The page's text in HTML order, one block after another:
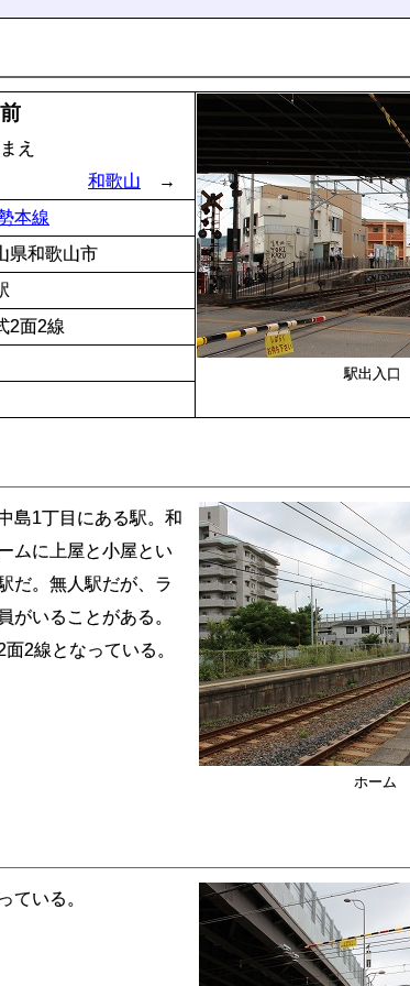
え
和歌山 →
駅出入口
本線
県和歌山市
2面2線
ホーム
島1丁目にある駅。和
ムに上屋と小屋とい
だ。無人駅だが、ラ
がいることがある。
2線となっている。
ている。